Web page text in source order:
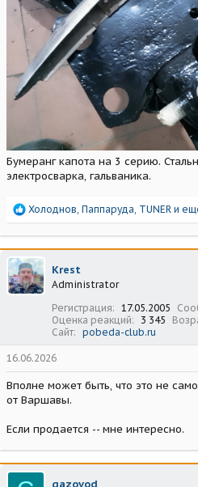
Бумеранг капота на 3 серию.
электросварка, гальваника.
Р
а
к
ц
и
и
Холоднов Паппаруда TUNER и
Krest
Administrator
Регистрация
17.05.2005
Оценка реакций
3 345
Сайт
pobeda-club.ru
16.06.2026
Вполне может быть, что это не
от Варшавы.
Если продается -- мне интересно.
gazovod